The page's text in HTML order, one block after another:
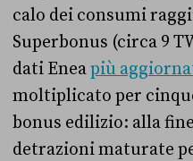
calo dei consumi
Superbonus (circa 9
dati Eneapiù
moltiplicato per
bonus edilizio: alla
detrazioni maturate